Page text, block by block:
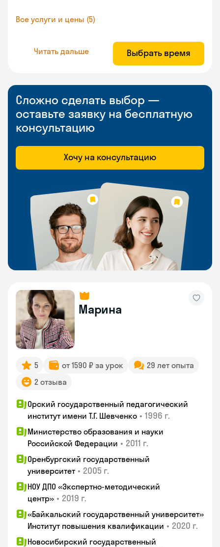
Все услуги и цены (5)
Читать дальше Выбрать время
Сложно сделать выбор —
оставьте заявку на бесплатную
консультацию
Хочу на консультацию
Марина
5 от 1590 ₽ за урок
29 лет опыта
2 отзыва
Орский государственный педагогический
институт имени Т.Г. Шевченко • 1996 г.
Министерство образования и науки
Российской Федерации • 2011 г.
Оренбургский государственный
университет • 2005 г.
НОУ ДПО «Экспертно-методический
центр» • 2019 г.
«Байкальский государственный университет»
Институт повышения квалификации • 2020 г.
Новосибирский государственный